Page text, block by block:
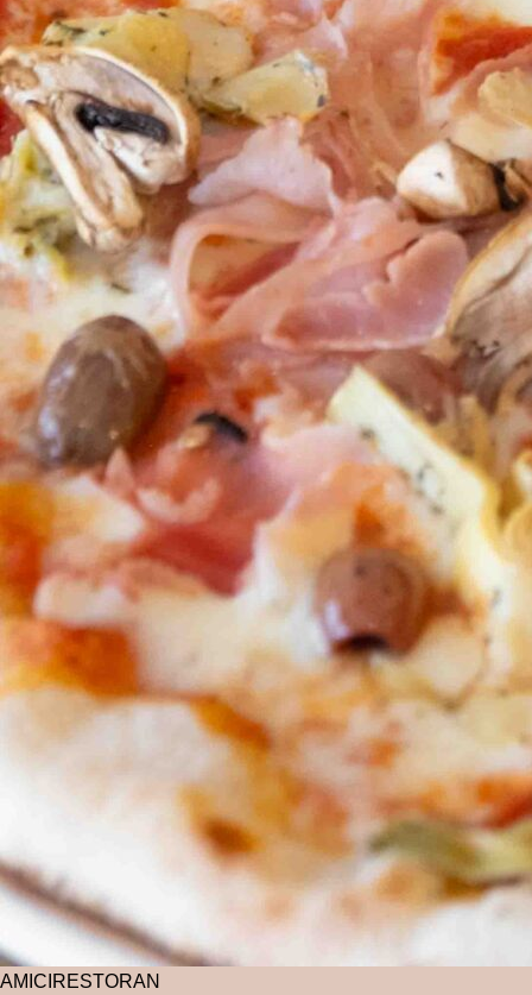
AMICI RESTORAN